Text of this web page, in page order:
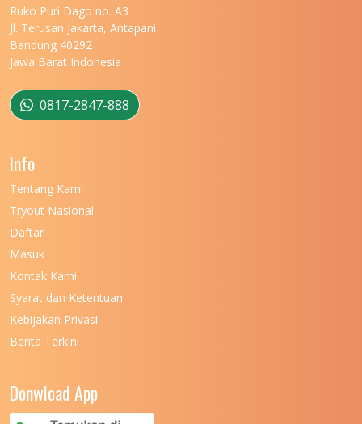
Ruko Puri Dago no. A3
Jl. Terusan Jakarta, Antapani
Bandung 40292
Jawa Barat Indonesia
0817-2847-888
Info
Tentang Kami
Tryout Nasional
Daftar
Masuk
Kontak Kami
Syarat dan Ketentuan
Kebijakan Privasi
Berita Terkini
Donwload App